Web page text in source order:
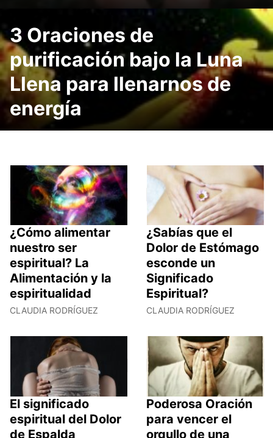
3 Oraciones de
purificación bajo la Luna
Llena para llenarnos de
energía
¿Cómo alimentar
nuestro ser
espiritual? La
Alimentación y la
espiritualidad
CLAUDIA RODRÍGUEZ
¿Sabías que el
Dolor de Estómago
esconde un
Significado
Espiritual?
CLAUDIA RODRÍGUEZ
El significado
espiritual del Dolor
de Espalda
Poderosa Oración
para vencer el
orgullo de una